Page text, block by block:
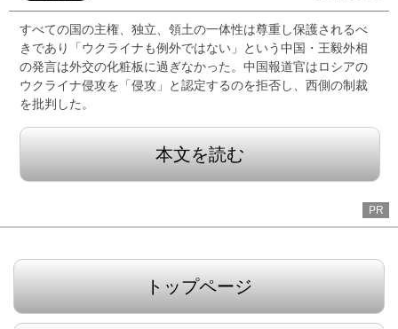
すべての国の主権、独立、領土の一体性は尊重し保護されるべ
きであり「ウクライナも例外ではない」という中国・王毅外相
の発言は外交の化粧板に過ぎなかった。中国報道官はロシアの
ウクライナ侵攻を「侵攻」と認定するのを拒否し、西側の制裁
を批判した。
本文を読む
PR
トップページ